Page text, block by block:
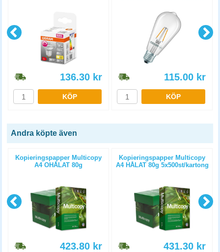
136.30 kr
KÖP
115.00 kr
KÖP
Andra köpte även
Kopieringspapper Multicopy
A4 OHÅLAT 80g
423.80 kr
Kopieringspapper Multicopy
A4 HÅLAT 80g 5x500st/kartong
431.30 kr